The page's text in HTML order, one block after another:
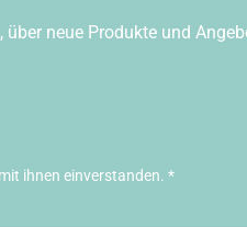
neue Produkte und
ihnen einverstanden. *